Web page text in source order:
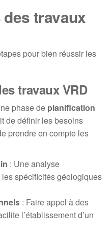
travaux
pour bien réussir les
travaux VRD
phase de planification
de définir les besoins
prendre en compte les
: Une analyse
spécificités géologiques
: Faire appel à des
l’établissement d’un